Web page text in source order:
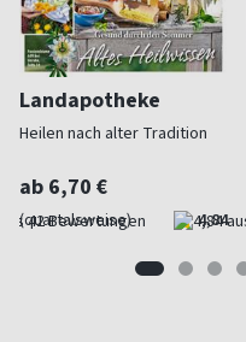
Landapotheke
Heilen nach alter Tradition
ab 6,70 €
(quartalsweise) 4,84